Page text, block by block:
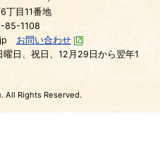
丁目11番地
85-1108
お問い合わせ
日、祝日、12月29日から翌年1
All Rights Reserved.